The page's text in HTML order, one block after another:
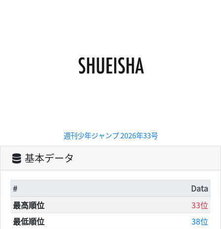
週刊少年ジャンプ 2026年33号
基本データ
#
Data
最高順位
33位
最低順位
38位